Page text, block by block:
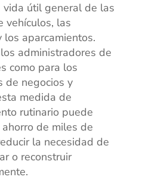
útil general de las
vehículos, las
los aparcamientos.
administradores de
como para los
de negocios y
medida de
rutinario puede
de miles de
la necesidad de
o reconstruir